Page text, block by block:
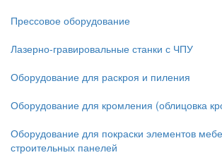
Прессовое оборудование
Лазерно-гравировальные станки с ЧПУ
Оборудование для раскроя и пиления
Оборудование для кромления (облицовка
Оборудование для покраски элементов
строительных панелей